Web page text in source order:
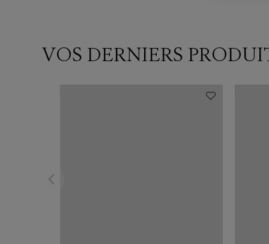
VOS DERNIERS